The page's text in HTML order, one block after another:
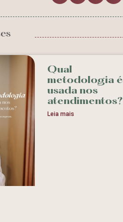
Qual
metodologia é
usada nos
atendimentos?
Leia mais